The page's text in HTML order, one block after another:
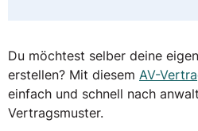
Du möchtest selber deine
erstellen? Mit diesem AV-
einfach und schnell nach
Vertragsmuster.